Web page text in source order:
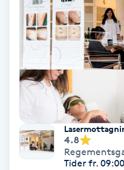
Slingor
Sockring
Spa
Spa manikyr & pedikyr
Spa-manikyr 4.8
Tider fr.